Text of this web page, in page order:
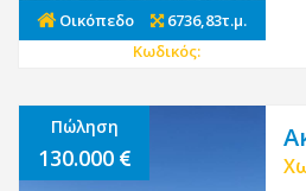
Οικόπεδο
6736,83τ.μ.
Κωδικός:
Πώληση
130.000